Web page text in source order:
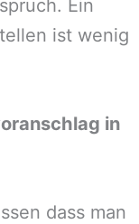
Ein
ist wenig
in
dass man